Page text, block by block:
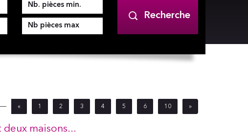
Recherche
« 1 2 3 4 5 6 10 »
maisons...